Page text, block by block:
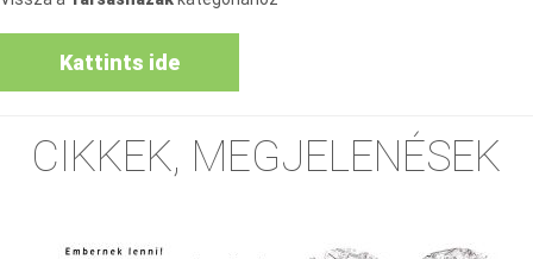
Kattints ide
CIKKEK, MEGJELENÉSEK